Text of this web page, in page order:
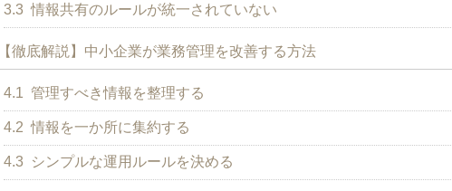
3.3 情報共有のルールが統一されていない
【徹底解説】中小企業が業務管理を改善する方法
4.1 管理すべき情報を整理する
4.2 情報を一か所に集約する
4.3 シンプルな運用ルールを決める